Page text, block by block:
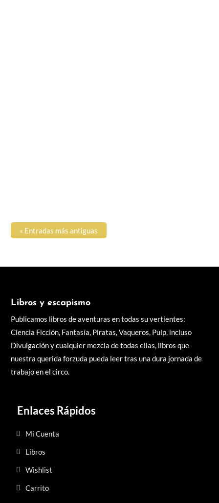
« Entradas más antiguas
Libros y escapismo
Publicamos libros de aventuras en todas su vertientes:
Ciencia Ficción, Fantasía, Piratas, Vaqueros, Pulp, incluso
Divulgación y cualquier mezcla de todas ellas, libros que
nuestra querida forzuda pueda leer tras una dura jornada de
trabajo en el circo.
Enlaces Rápidos
Mi Cuenta
Libros
Wishlist
Carrito